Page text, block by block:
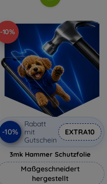
-10%
-10%
Rabatt
mit
Gutschein
EXTRA10
3mk Hammer Schutzfolie
Maßgeschneidert
hergestellt